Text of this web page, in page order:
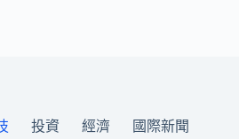
投資 經濟
國際新聞